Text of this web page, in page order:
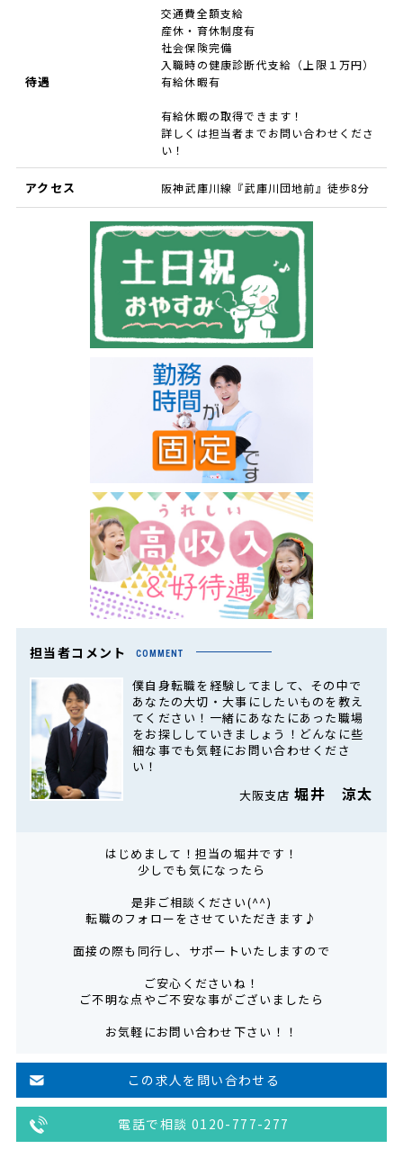
待遇
交通費全額支給
産休・育休制度有
社会保険完備
入職時の健康診断代支給（上限１万円）
有給休暇有
有給休暇の取得できます！
詳しくは担当者までお問い合わせくださ
い！
アクセス 阪神武庫川線『武庫川団地前』徒歩8分
担当者コメント COMMENT
僕自身転職を経験してまして、その中で
あなたの大切・大事にしたいものを教え
てください！一緒にあなたにあった職場
をお探ししていきましょう！どんなに些
細な事でも気軽にお問い合わせくださ
い！
大阪支店堀井 涼太
はじめまして！担当の堀井です！
少しでも気になったら
是非ご相談ください(^^)
転職のフォローをさせていただきます♪
面接の際も同行し、サポートいたしますので
ご安心くださいね！
ご不明な点やご不安な事がございましたら
お気軽にお問い合わせ下さい！！
この求人を問い合わせる
電話で相談 0120-777-277